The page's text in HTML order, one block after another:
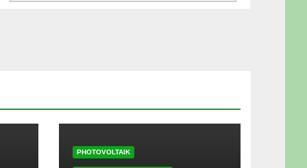
PHOTOVOLTAIK